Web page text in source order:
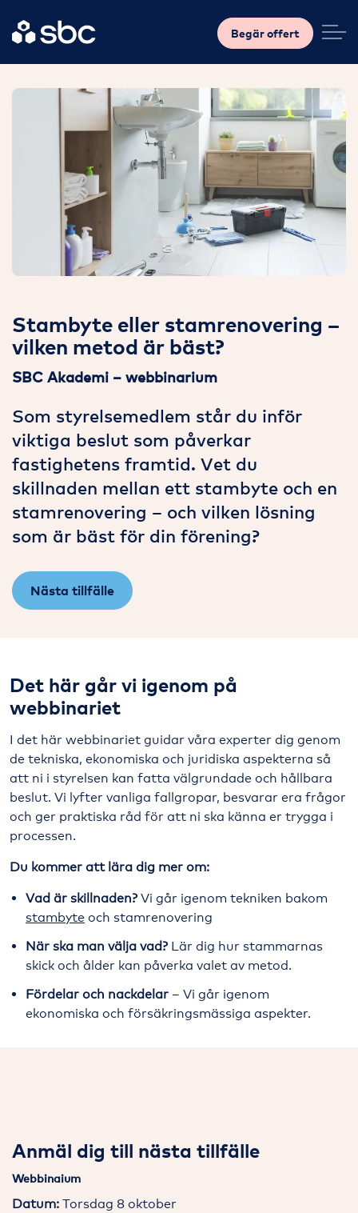
Begär offert
Stambyte eller stamrenovering –
vilken metod är bäst?
SBC Akademi – webbinarium
Som styrelsemedlem står du inför
viktiga beslut som påverkar
fastighetens framtid. Vet du
skillnaden mellan ett stambyte och en
stamrenovering – och vilken lösning
som är bäst för din förening?
Nästa tillfälle
Det här går vi igenom på
webbinariet
I det här webbinariet guidar våra experter dig genom
de tekniska, ekonomiska och juridiska aspekterna så
att ni i styrelsen kan fatta välgrundade och hållbara
beslut. Vi lyfter vanliga fallgropar, besvarar era frågor
och ger praktiska råd för att ni ska känna er trygga i
processen.
Du kommer att lära dig mer om:
Vad är skillnaden? Vi går igenom tekniken bakom
stambyte och stamrenovering​
När ska man välja vad? Lär dig hur stammarnas
skick och ålder kan påverka valet av metod​.
Fördelar och nackdelar – Vi går igenom
ekonomiska och försäkringsmässiga aspekter.
Anmäl dig till nästa tillfälle
Webbinaium
Datum: Torsdag 8 oktober